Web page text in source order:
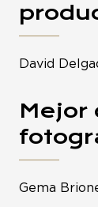
David
Mejor
Gema